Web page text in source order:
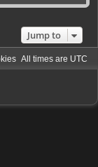
Jump to
All times are UTC